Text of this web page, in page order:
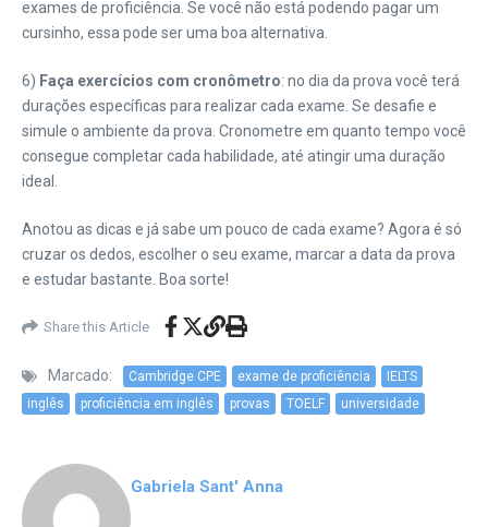
exames de proficiência. Se você não está podendo pagar um
cursinho, essa pode ser uma boa alternativa.
6) Faça exercícios com cronômetro: no dia da prova você terá
durações específicas para realizar cada exame. Se desafie e
simule o ambiente da prova. Cronometre em quanto tempo você
consegue completar cada habilidade, até atingir uma duração
ideal.
Anotou as dicas e já sabe um pouco de cada exame? Agora é só
cruzar os dedos, escolher o seu exame, marcar a data da prova
e estudar bastante. Boa sorte!
Share this Article
Marcado: Cambridge CPE exame de proficiência
IELTS
inglês
proficiência em inglês provas TOELF universidade
Gabriela Sant' Anna